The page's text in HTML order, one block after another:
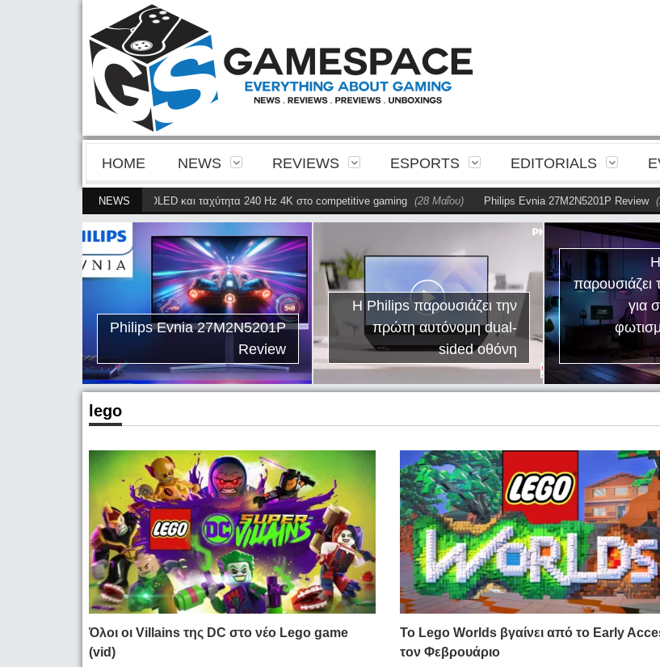
HOME NEWS REVIEWS ESPORTS EDITORIALS
NEWS
της 4ης γενιάς QD-OLED και ταχύτητα 240 Hz 4K στο competitive gaming (28 Μαΐου) Philips Evnia 27M2N5201P Review (28
Philips Evnia 27M2N5201P
Review
Η Philips παρουσιάζει την
πρώτη αυτόνομη dual-
sided οθόνη
για
lego
Όλοι οι Villains της DC στο νέο Lego game
(vid)
Το Lego Worlds βγαίνει από το Early
τον Φεβρουάριο